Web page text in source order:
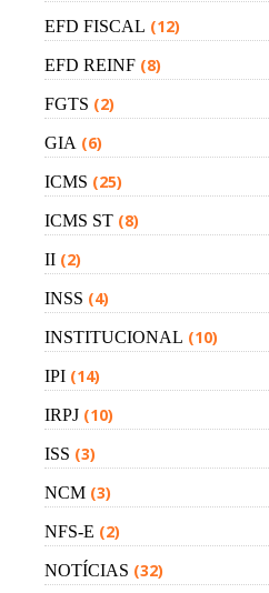
EFD FISCAL (12)
EFD REINF (8)
FGTS (2)
GIA (6)
ICMS (25)
ICMS ST (8)
II (2)
INSS (4)
INSTITUCIONAL (10)
IPI (14)
IRPJ (10)
ISS (3)
NCM (3)
NFS-E (2)
NOTÍCIAS (32)